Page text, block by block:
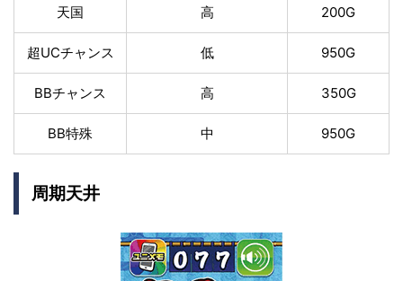
天国 高 200G
超UCチャンス 低 950G
BBチャンス 高 350G
BB特殊 中 950G
周期天井